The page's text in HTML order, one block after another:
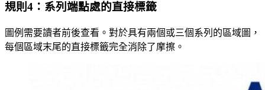
規則4：系列端點處的直接標籤
圖例需要讀者前後查看。對於具有兩個或三個系列的區域圖，
每個區域末尾的直接標籤完全消除了摩擦。